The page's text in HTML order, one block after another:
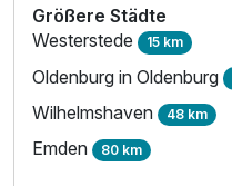
Größere Städte
Westerstede 15 km
Oldenburg in Oldenburg
Wilhelmshaven 48 km
Emden 80 km